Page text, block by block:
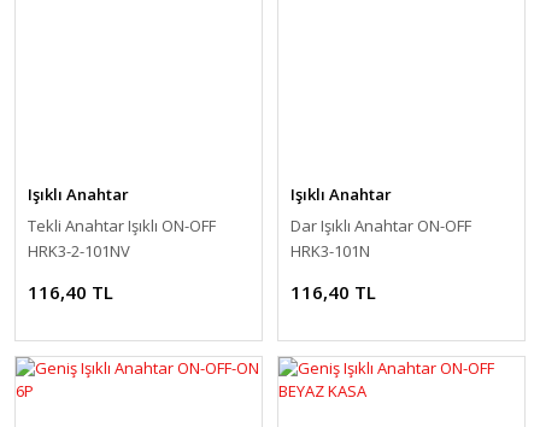
Işıklı Anahtar
Tekli Anahtar Işıklı ON-OFF
HRK3-2-101NV
116,40 TL
Işıklı Anahtar
Dar Işıklı Anahtar ON-OFF
HRK3-101N
116,40 TL